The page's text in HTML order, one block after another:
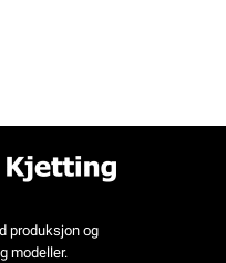
produksjon og
modeller.